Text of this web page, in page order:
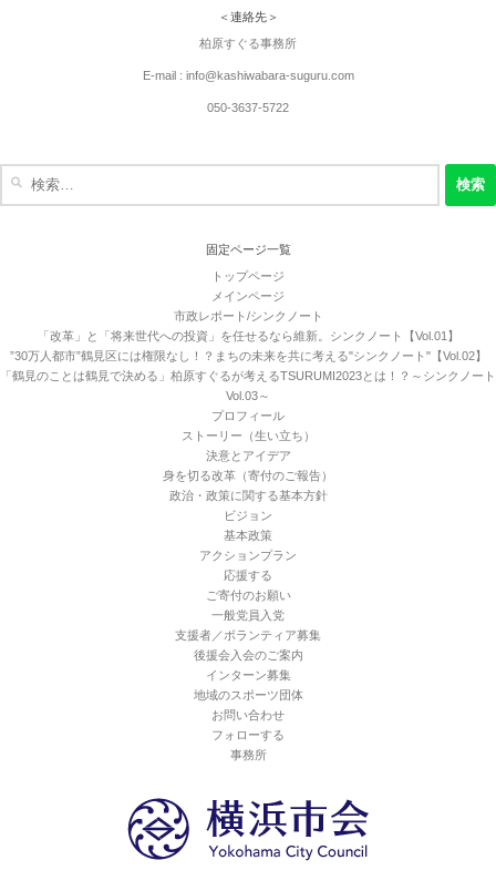
＜連絡先＞
柏原すぐる事務所
E-mail : info@kashiwabara-suguru.com
050-3637-5722
固定ページ一覧
トップページ
メインページ
市政レポート/シンクノート
「改革」と「将来世代への投資」を任せるなら維新。シンクノート【Vol.01】
”30万人都市”鶴見区には権限なし！？まちの未来を共に考える"シンクノート"【Vol.02】
「鶴見のことは鶴見で決める」柏原すぐるが考えるTSURUMI2023とは！？～シンクノート
Vol.03～
プロフィール
ストーリー（生い立ち）
決意とアイデア
身を切る改革（寄付のご報告）
政治・政策に関する基本方針
ビジョン
基本政策
アクションプラン
応援する
ご寄付のお願い
一般党員入党
支援者／ボランティア募集
後援会入会のご案内
インターン募集
地域のスポーツ団体
お問い合わせ
フォローする
事務所